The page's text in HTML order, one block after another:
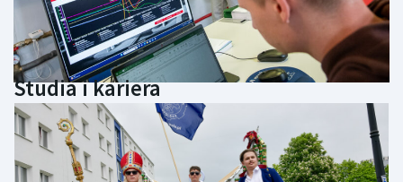
Studia i kariera